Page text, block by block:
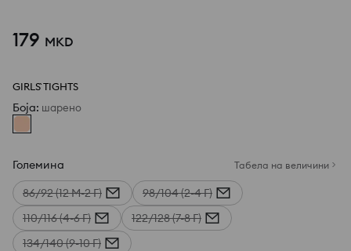
179 MKD
GIRLS` TIGHTS
Боја: шарено
Големина Табела на величини
86/92 (12 М-2 Г)
98/104 (2-4 Г)
110/116 (4-6 Г)
122/128 (7-8 Г)
134/140 (9-10 Г)